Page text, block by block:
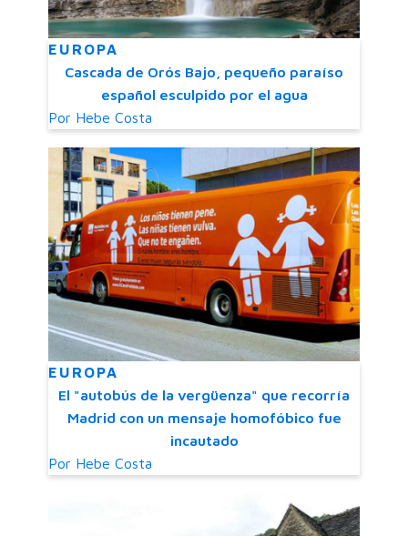
EUROPA
Cascada de Orós Bajo, pequeño paraíso
español esculpido por el agua
Por Hebe Costa
EUROPA
El "autobús de la vergüenza" que recorría
Madrid con un mensaje homofóbico fue
incautado
Por Hebe Costa